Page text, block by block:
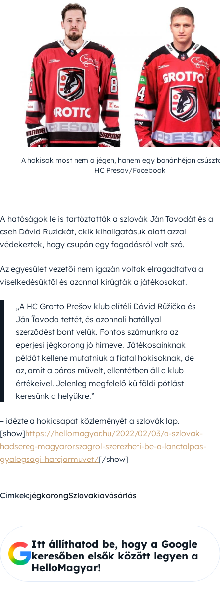
A hokisok most nem a jégen, hanem egy banánhéjon
HC Presov/Facebook
A hatóságok le is tartóztatták a szlovák Ján Tavodát és a
cseh Dávid Ruzickát, akik kihallgatásuk alatt azzal
védekeztek, hogy csupán egy fogadásról volt szó.
Az egyesület vezetői nem igazán voltak elragadtatva a
viselkedésüktől és azonnal kirúgták a játékosokat.
„A HC Grotto Prešov klub elítéli Dávid Růžička és
Ján Ťavoda tettét, és azonnali hatállyal
szerződést bont velük. Fontos számunkra az
eperjesi jégkorong jó hírneve. Játékosainknak
példát kellene mutatniuk a fiatal hokisoknak, de
az, amit a páros művelt, ellentétben áll a klub
értékeivel. Jelenleg megfelelő külföldi pótlást
keresünk a helyükre.”
– idézte a hokicsapat közleményét a szlovák lap.
[show]https://hellomagyar.hu/2022/02/03/a-szlovak-
hadsereg-magyarorszagrol-szerezheti-be-a-lanctalpas-
gyalogsagi-harcjarmuvet/[/show]
Címkék:jégkorongSzlovákiavásárlás
Itt állíthatod be, hogy a Google
keresőben elsők között legyen a
HelloMagyar!